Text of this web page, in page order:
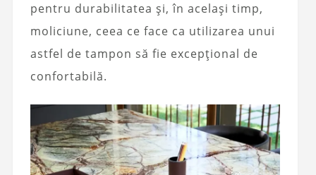
pentru durabilitatea și, în același timp,
moliciune, ceea ce face ca utilizarea unui
astfel de tampon să fie excepțional de
confortabilă.